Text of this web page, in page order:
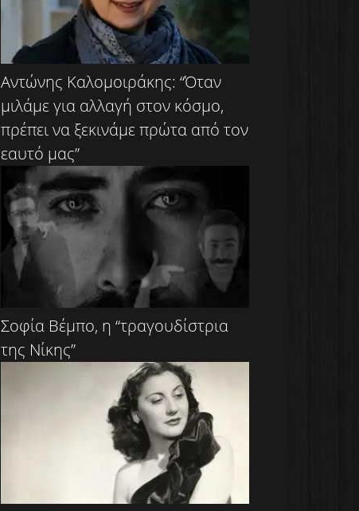
Αντώνης Καλομοιράκης: “Όταν
μιλάμε για αλλαγή στον κόσμο,
πρέπει να ξεκινάμε πρώτα από τον
εαυτό μας”
Σοφία Βέμπο, η “τραγουδίστρια
της Νίκης”